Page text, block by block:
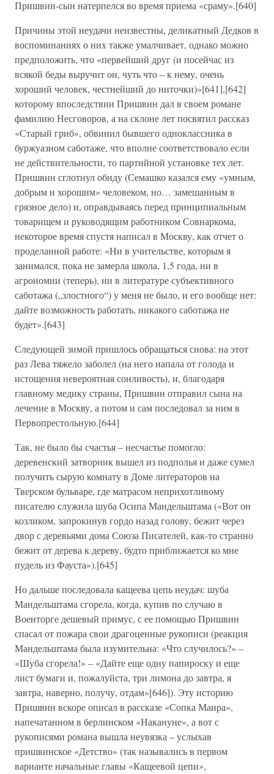
Пришвин-сын натерпелся во время приема «сраму».[640]
Причины этой неудачи неизвестны, деликатный Дедков в
воспоминаниях о них также умалчивает, однако можно
предположить, что «первейший друг (и посейчас из
всякой беды выручит он, чуть что – к нему, очень
хороший человек, честнейший до ниточки)»[641],[642]
которому впоследствии Пришвин дал в своем романе
фамилию Несговоров, а на склоне лет посвятил рассказ
«Старый гриб», обвинил бывшего одноклассника в
буржуазном саботаже, что вполне соответствовало если
не действительности, то партийной установке тех лет.
Пришвин сглотнул обиду (Семашко казался ему «умным,
добрым и хорошим» человеком, но… замешанным в
грязное дело) и, оправдываясь перед принципиальным
товарищем и руководящим работником Совнаркома,
некоторое время спустя написал в Москву, как отчет о
проделанной работе: «Ни в учительстве, которым я
занимался, пока не замерла школа, 1,5 года, ни в
агрономии (теперь), ни в литературе субъективного
саботажа („злостного“) у меня не было, и его вообще нет:
дайте возможность работать, никакого саботажа не
будет».[643]
Следующей зимой пришлось обращаться снова: на этот
раз Лева тяжело заболел (на него напала от голода и
истощения невероятная сонливость), и, благодаря
главному медику страны, Пришвин отправил сына на
лечение в Москву, а потом и сам последовал за ним в
Первопрестольную.[644]
Так, не было бы счастья – несчастье помогло:
деревенский затворник вышел из подполья и даже сумел
получить сырую комнату в Доме литераторов на
Тверском бульваре, где матрасом неприхотливому
писателю служила шуба Осипа Мандельштама («Вот он
козликом, запрокинув гордо назад голову, бежит через
двор с деревьями дома Союза Писателей, как-то странно
бежит от дерева к дереву, будто приближается ко мне
пудель из Фауста»).[645]
Но дальше последовала кащеева цепь неудач: шуба
Мандельштама сгорела, когда, купив по случаю в
Военторге дешевый примус, с ее помощью Пришвин
спасал от пожара свои драгоценные рукописи (реакция
Мандельштама была изумительна: «Что случилось?» –
«Шуба сгорела!» – «Дайте еще одну папироску и еще
лист бумаги и, пожалуйста, три лимона до завтра, я
завтра, наверно, получу, отдам»[646]). Эту историю
Пришвин вскоре описал в рассказе «Сопка Маира»,
напечатанном в берлинском «Накануне», а вот с
рукописями романа вышла неувязка – услыхав
пришвинское «Детство» (так назывались в первом
варианте начальные главы «Кащеевой цепи»,